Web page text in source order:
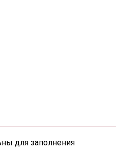
для заполнения